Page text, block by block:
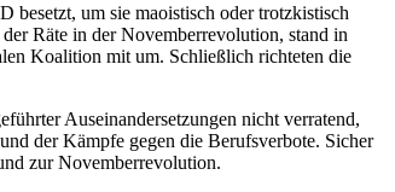
besetzt, um sie maoistisch oder trotzkistisch
Räte in der Novemberrevolution, stand in
Koalition mit um. Schließlich richteten die
Auseinandersetzungen nicht verratend,
der Kämpfe gegen die Berufsverbote. Sicher
zur Novemberrevolution.